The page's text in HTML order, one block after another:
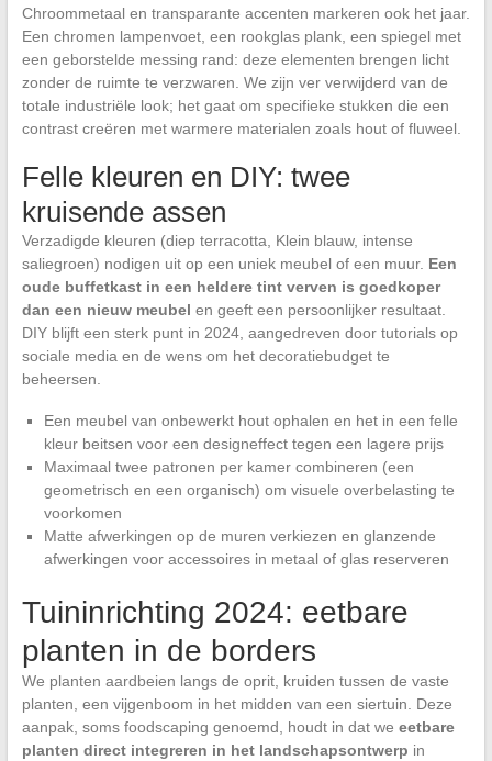
Chroommetaal en transparante accenten markeren ook het jaar.
Een chromen lampenvoet, een rookglas plank, een spiegel met
een geborstelde messing rand: deze elementen brengen licht
zonder de ruimte te verzwaren. We zijn ver verwijderd van de
totale industriële look; het gaat om specifieke stukken die een
contrast creëren met warmere materialen zoals hout of fluweel.
Felle kleuren en DIY: twee
kruisende assen
Verzadigde kleuren (diep terracotta, Klein blauw, intense
saliegroen) nodigen uit op een uniek meubel of een muur. Een
oude buffetkast in een heldere tint verven is goedkoper
dan een nieuw meubel en geeft een persoonlijker resultaat.
DIY blijft een sterk punt in 2024, aangedreven door tutorials op
sociale media en de wens om het decoratiebudget te
beheersen.
Een meubel van onbewerkt hout ophalen en het in een felle
kleur beitsen voor een designeffect tegen een lagere prijs
Maximaal twee patronen per kamer combineren (een
geometrisch en een organisch) om visuele overbelasting te
voorkomen
Matte afwerkingen op de muren verkiezen en glanzende
afwerkingen voor accessoires in metaal of glas reserveren
Tuininrichting 2024: eetbare
planten in de borders
We planten aardbeien langs de oprit, kruiden tussen de vaste
planten, een vijgenboom in het midden van een siertuin. Deze
aanpak, soms foodscaping genoemd, houdt in dat we eetbare
planten direct integreren in het landschapsontwerp in